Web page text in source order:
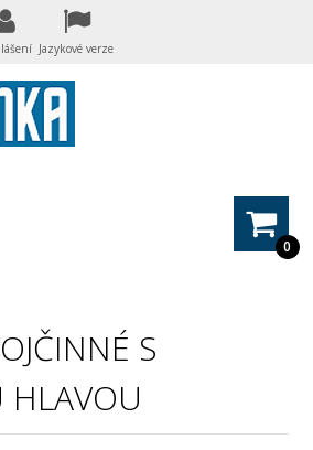
0
S
HLAVOU
Jazykové verze